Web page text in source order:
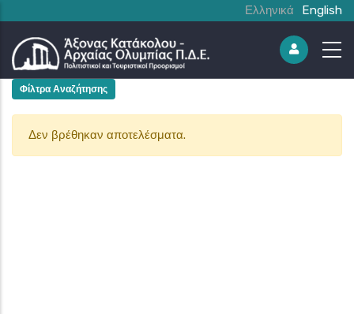
Ελληνικά English
Φίλτρα Αναζήτησης
Δεν βρέθηκαν αποτελέσματα.